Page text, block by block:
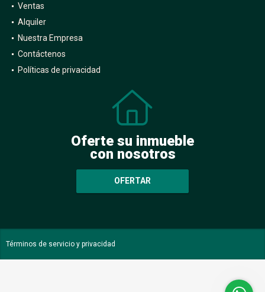
Ventas
Alquiler
Nuestra Empresa
Contáctenos
Políticas de privacidad
Oferte su inmueble
con nosotros
OFERTAR
Términos de servicio y privacidad